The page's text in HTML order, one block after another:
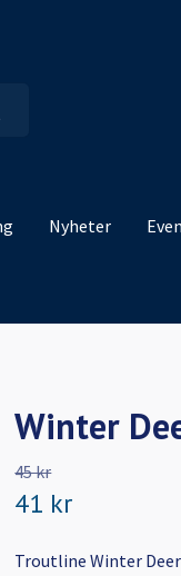
Nyheter
Winter
45 kr
41 kr
Troutline Winter